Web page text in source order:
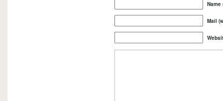
Name
Mail